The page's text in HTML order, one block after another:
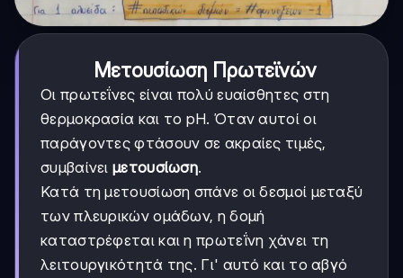
Μετουσίωση Πρωτεϊνών
Οι πρωτεΐνες είναι πολύ ευαίσθητες στη
θερμοκρασία και το pH. Όταν αυτοί οι
παράγοντες φτάσουν σε ακραίες τιμές,
συμβαίνειμετουσίωση.
Κατά τη μετουσίωση σπάνε οι δεσμοί μεταξύ
των πλευρικών ομάδων, η δομή
καταστρέφεται και η πρωτεΐνη χάνει τη
λειτουργικότητά της. Γι' αυτό και το αβγό